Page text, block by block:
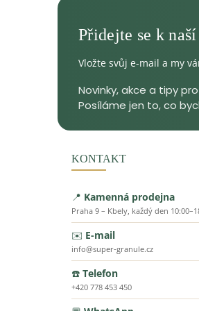
Vložte svůj e-mail a my
KONTAKT
📍 Kamenná prodejna
Praha 9 – Kbely, každý den
✉️ E-mail
info@super-granule.cz
☎️ Telefon
+420 778 453 450